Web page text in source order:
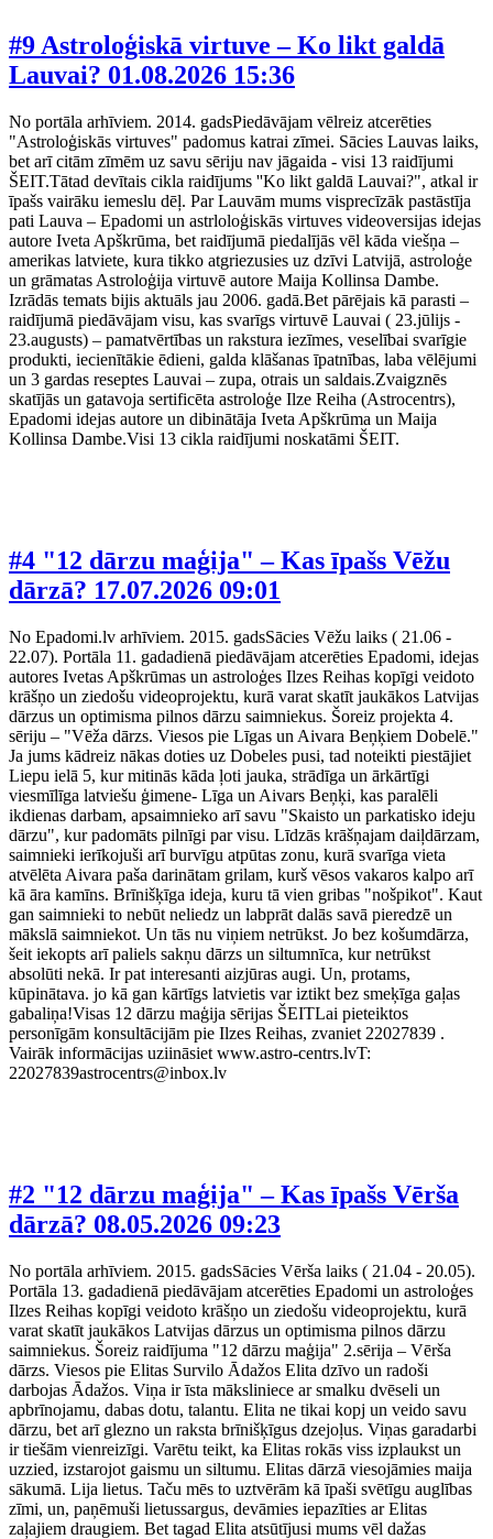
#9 Astroloģiskā virtuve – Ko likt galdā
Lauvai? 01.08.2026 15:36
No portāla arhīviem. 2014. gadsPiedāvājam vēlreiz atcerēties
"Astroloģiskās virtuves" padomus katrai zīmei. Sācies Lauvas laiks,
bet arī citām zīmēm uz savu sēriju nav jāgaida - visi 13 raidījumi
ŠEIT.Tātad devītais cikla raidījums ''Ko likt galdā Lauvai?", atkal ir
īpašs vairāku iemeslu dēļ. Par Lauvām mums visprecīzāk pastāstīja
pati Lauva – Epadomi un astrloloģiskās virtuves videoversijas idejas
autore Iveta Apškrūma, bet raidījumā piedalījās vēl kāda viešņa –
amerikas latviete, kura tikko atgriezusies uz dzīvi Latvijā, astroloģe
un grāmatas Astroloģija virtuvē autore Maija Kollinsa Dambe.
Izrādās temats bijis aktuāls jau 2006. gadā.Bet pārējais kā parasti –
raidījumā piedāvājam visu, kas svarīgs virtuvē Lauvai ( 23.jūlijs -
23.augusts) – pamatvērtības un rakstura iezīmes, veselībai svarīgie
produkti, iecienītākie ēdieni, galda klāšanas īpatnības, laba vēlējumi
un 3 gardas reseptes Lauvai – zupa, otrais un saldais.Zvaigznēs
skatījās un gatavoja sertificēta astroloģe Ilze Reiha (Astrocentrs),
Epadomi idejas autore un dibinātāja Iveta Apškrūma un Maija
Kollinsa Dambe.Visi 13 cikla raidījumi noskatāmi ŠEIT.
#4 "12 dārzu maģija" – Kas īpašs Vēžu
dārzā? 17.07.2026 09:01
No Epadomi.lv arhīviem. 2015. gadsSācies Vēžu laiks ( 21.06 -
22.07). Portāla 11. gadadienā piedāvājam atcerēties Epadomi, idejas
autores Ivetas Apškrūmas un astroloģes Ilzes Reihas kopīgi veidoto
krāšņo un ziedošu videoprojektu, kurā varat skatīt jaukākos Latvijas
dārzus un optimisma pilnos dārzu saimniekus. Šoreiz projekta 4.
sēriju – "Vēža dārzs. Viesos pie Līgas un Aivara Beņķiem Dobelē."
Ja jums kādreiz nākas doties uz Dobeles pusi, tad noteikti piestājiet
Liepu ielā 5, kur mitinās kāda ļoti jauka, strādīga un ārkārtīgi
viesmīlīga latviešu ģimene- Līga un Aivars Beņķi, kas paralēli
ikdienas darbam, apsaimnieko arī savu "Skaisto un parkatisko ideju
dārzu", kur padomāts pilnīgi par visu. Līdzās krāšņajam daiļdārzam,
saimnieki ierīkojuši arī burvīgu atpūtas zonu, kurā svarīga vieta
atvēlēta Aivara paša darinātam grilam, kurš vēsos vakaros kalpo arī
kā āra kamīns. Brīnišķīga ideja, kuru tā vien gribas "nošpikot". Kaut
gan saimnieki to nebūt neliedz un labprāt dalās savā pieredzē un
mākslā saimniekot. Un tās nu viņiem netrūkst. Jo bez košumdārza,
šeit iekopts arī paliels sakņu dārzs un siltumnīca, kur netrūkst
absolūti nekā. Ir pat interesanti aizjūras augi. Un, protams,
kūpinātava. jo kā gan kārtīgs latvietis var iztikt bez smeķīga gaļas
gabaliņa!Visas 12 dārzu maģija sērijas ŠEITLai pieteiktos
personīgām konsultācijām pie Ilzes Reihas, zvaniet 22027839 .
Vairāk informācijas uziināsiet www.astro-centrs.lvT:
22027839astrocentrs@inbox.lv
#2 "12 dārzu maģija" – Kas īpašs Vērša
dārzā? 08.05.2026 09:23
No portāla arhīviem. 2015. gadsSācies Vērša laiks ( 21.04 - 20.05).
Portāla 13. gadadienā piedāvājam atcerēties Epadomi un astroloģes
Ilzes Reihas kopīgi veidoto krāšņo un ziedošu videoprojektu, kurā
varat skatīt jaukākos Latvijas dārzus un optimisma pilnos dārzu
saimniekus. Šoreiz raidījuma "12 dārzu maģija" 2.sērija – Vērša
dārzs. Viesos pie Elitas Survilo Ādažos Elita dzīvo un radoši
darbojas Ādažos. Viņa ir īsta māksliniece ar smalku dvēseli un
apbrīnojamu, dabas dotu, talantu. Elita ne tikai kopj un veido savu
dārzu, bet arī glezno un raksta brīnišķīgus dzejoļus. Viņas garadarbi
ir tiešām vienreizīgi. Varētu teikt, ka Elitas rokās viss izplaukst un
uzzied, izstarojot gaismu un siltumu. Elitas dārzā viesojāmies maija
sākumā. Lija lietus. Taču mēs to uztvērām kā īpaši svētīgu auglības
zīmi, un, paņēmuši lietussargus, devāmies iepazīties ar Elitas
zaļajiem draugiem. Bet tagad Elita atsūtījusi mums vēl dažas